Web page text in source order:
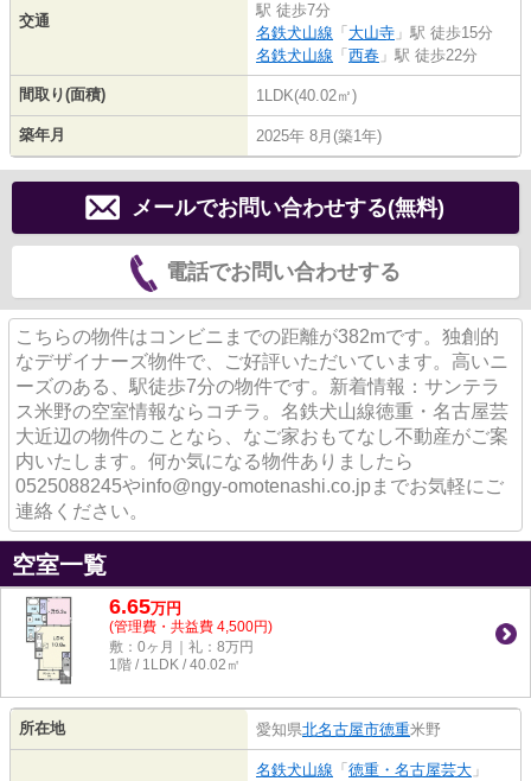
交通
駅 徒歩7分
名鉄犬山線 「 大山寺 」駅 徒歩15分
名鉄犬山線 「 西春 」駅 徒歩22分
間取り(面積) 1LDK(40.02㎡)
築年月 2025年 8月(築1年)
メールでお問い合わせする(無料)
電話でお問い合わせする
こちらの物件はコンビニまでの距離が382mです。独創的
なデザイナーズ物件で、ご好評いただいています。高いニ
ーズのある、駅徒歩7分の物件です。新着情報：サンテラ
ス米野の空室情報ならコチラ。名鉄犬山線徳重・名古屋芸
大近辺の物件のことなら、なご家おもてなし不動産がご案
内いたします。何か気になる物件ありましたら
0525088245やinfo@ngy-omotenashi.co.jpまでお気軽にご
連絡ください。
空室一覧
6.65万円
(管理費・共益費 4,500円)
敷：0ヶ月｜礼：8万円
1階 / 1LDK / 40.02㎡
所在地 愛知県北名古屋市徳重米野
名鉄犬山線 「 徳重・名古屋芸大 」